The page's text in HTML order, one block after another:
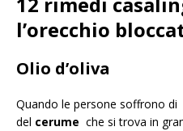
l’orecchio
Olio d’oliva
Quando le persone soffrono di
del cerume che si trova in